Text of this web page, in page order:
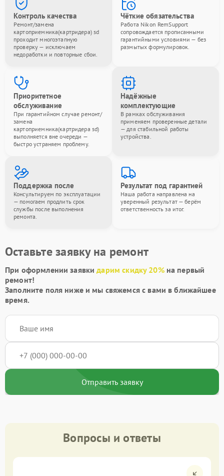
Контроль качества
Ремонт/замена
картоприемника(картридера) sd
проходит многоэтапную
проверку — исключаем
недоработки и повторные сбои.
Чёткие обязательства
Работа Nikon RemSupport
сопровождается прописанными
гарантийными условиями — без
размытых формулировок.
Приоритетное
обслуживание
При гарантийном случае ремонт/
замена
картоприемника(картридера sd)
выполняется вне очереди —
быстро устраняем проблему.
Надёжные
комплектующие
В рамках обслуживания
применяем проверенные детали
— для стабильной работы
устройства.
Поддержка после
Консультируем по эксплуатации
— помогаем продлить срок
службы после выполнения
ремонта.
Результат под гарантией
Наша работа направлена на
уверенный результат — берём
ответственность за итог.
Оставьте заявку на ремонт
При оформлении заявкидарим скидку 20%на первый
ремонт!
Заполните поля ниже и мы свяжемся с вами в ближайшее
время.
Отправить заявку
Вопросы и ответы